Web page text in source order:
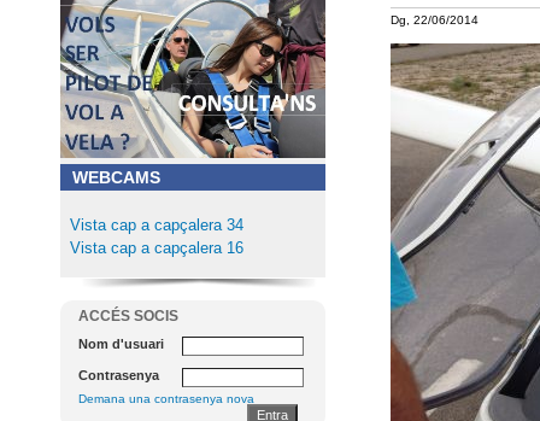
Dg, 22/06/2014
WEBCAMS
Vista cap a capçalera 34
Vista cap a capçalera 16
ACCÉS SOCIS
Nom d'usuari
Contrasenya
Demana una contrasenya nova